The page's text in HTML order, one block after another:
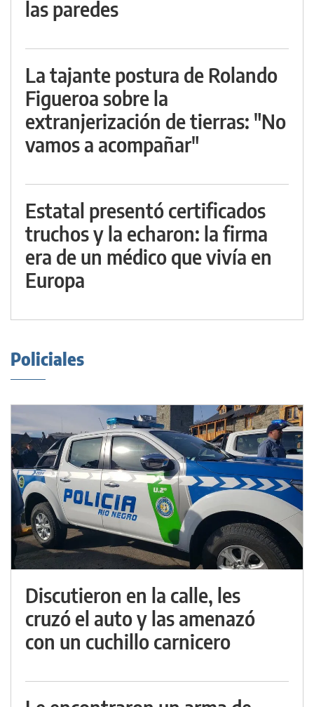
las paredes
La tajante postura de Rolando
Figueroa sobre la
extranjerización de tierras: "No
vamos a acompañar"
Estatal presentó certificados
truchos y la echaron: la firma
era de un médico que vivía en
Europa
Policiales
Discutieron en la calle, les
cruzó el auto y las amenazó
con un cuchillo carnicero